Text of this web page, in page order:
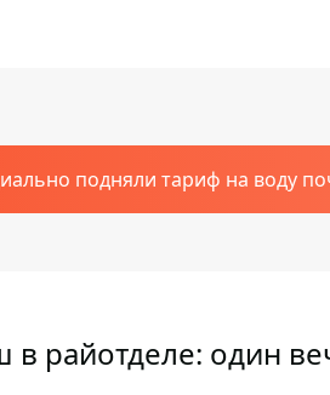
подняли тариф на воду
райотделе: один